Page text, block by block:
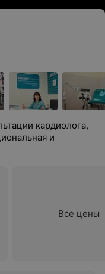
кардиолога,
и
Все цены